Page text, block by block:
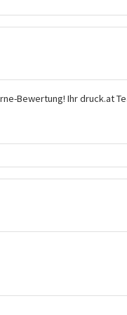
Bewertung! Ihr druck.at